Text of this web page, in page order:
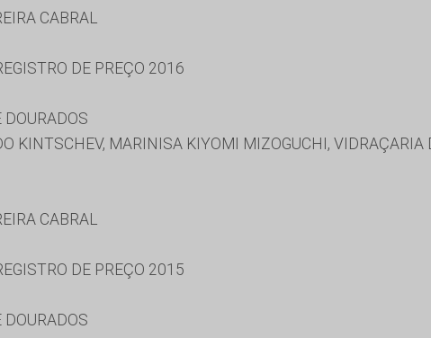
CABRAL
DE PREÇO 2016
KINTSCHEV, MARINISA KIYOMI MIZOGUCHI, VIDRAÇARIA
CABRAL
DE PREÇO 2015